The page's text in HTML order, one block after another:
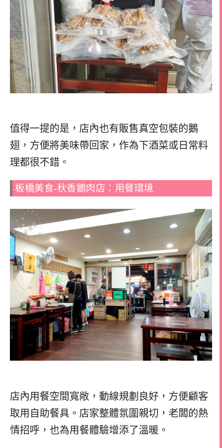
值得一提的是，店內也有販售真空包裝的鵝
翅，方便將美味帶回家，作為下酒菜或日常料
理都很不錯。
板橋美食-秋香鵝肉店：用餐環境
店內用餐空間寬敞，動線規劃良好，方便顧客
取用自助餐具。店家整體氛圍親切，老闆的熱
情招呼，也為用餐體驗增添了溫暖。